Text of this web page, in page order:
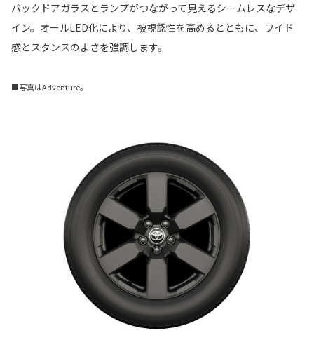
バックドアガラスとランプがつながって見えるシームレスなデザ
イン。オールLED化により、被視認性を高めるとともに、ワイド
感とスタンスのよさを強調します。
■写真はAdventure。